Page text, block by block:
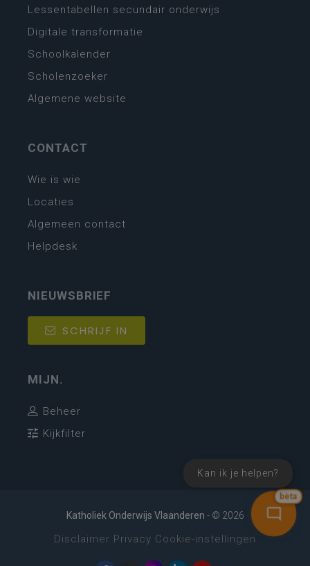
bèta
Kan ik je helpen?
Lessentabellen secundair onderwijs
Digitale transformatie
Schoolkalender
Scholenzoeker
Algemene website
CONTACT
Wie is wie
Locaties
Algemeen contact
Helpdesk
NIEUWSBRIEF
SCHRIJF IN
MIJN.
Beheer
Kijkfilter
Katholiek Onderwijs Vlaanderen - © 2026
Disclaimer Privacy Cookie-instellingen